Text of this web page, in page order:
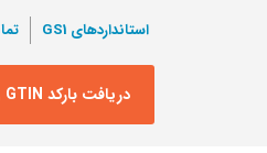
استانداردهای GS1
دریافت بارکد GLN , GTIN